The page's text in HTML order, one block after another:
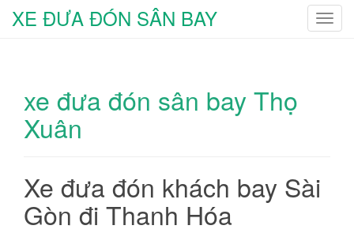
T
XE ĐƯA ĐÓN SÂN BAY
xe đưa đón sân bay Thọ
Xuân
Xe đưa đón khách bay Sài
Gòn đi Thanh Hóa